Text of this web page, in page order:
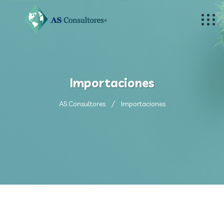
Importaciones
AS Consultores Importaciones